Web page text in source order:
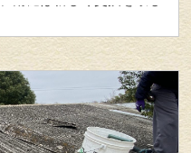
ている、有害物質アスベ
えることの出来る工事で